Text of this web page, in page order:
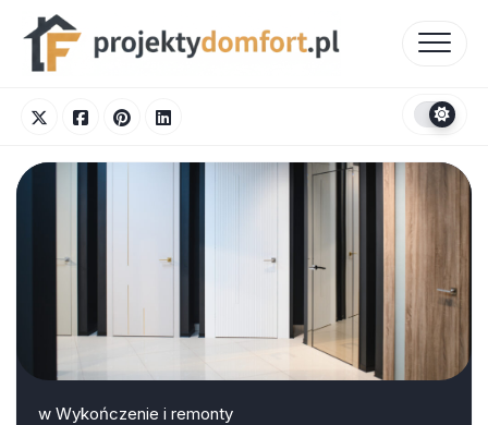
content
w Wykończenie i remonty